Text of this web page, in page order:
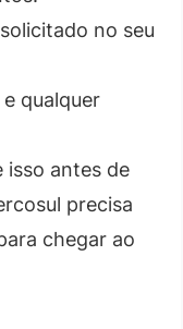
no seu
qualquer
isso antes de
precisa
chegar ao